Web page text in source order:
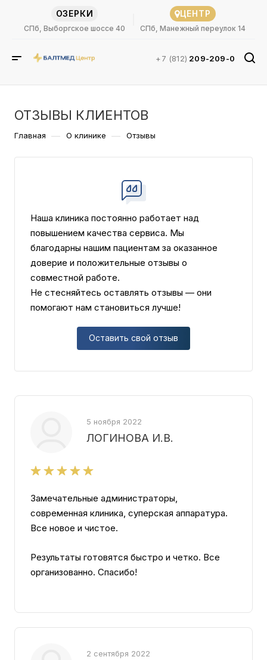
ОЗЕРКИ
СПб, Выборгское шоссе 40
ЦЕНТР
СПб, Манежный переулок 14
+7 (812) 209-209-0
ОТЗЫВЫ КЛИЕНТОВ
Главная — О клинике — Отзывы
Наша клиника постоянно работает над
повышением качества сервиса. Мы
благодарны нашим пациентам за оказанное
доверие и положительные отзывы о
совместной работе.
Не стесняйтесь оставлять отзывы — они
помогают нам становиться лучше!
Оставить свой отзыв
5 ноября 2022
ЛОГИНОВА И.В.
Замечательные администраторы,
современная клиника, суперская аппаратура.
Все новое и чистое.
Результаты готовятся быстро и четко. Все
организованно. Спасибо!
2 сентября 2022